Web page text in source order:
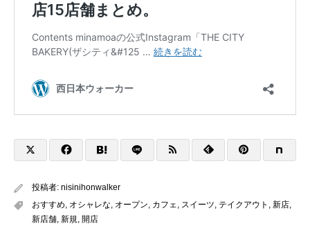
投稿者: nisinihonwalker
おすすめ オシャレな オープン カフェ スイーツ テイクアウト 新店
新店舗 新規 開店